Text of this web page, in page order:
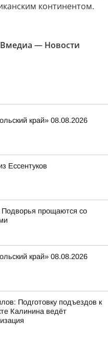
континентом.
— Новости
край» 08.08.2026
Ессентуков
прощаются со
край» 08.08.2026
Подготовку подъездов к
Калинина ведёт